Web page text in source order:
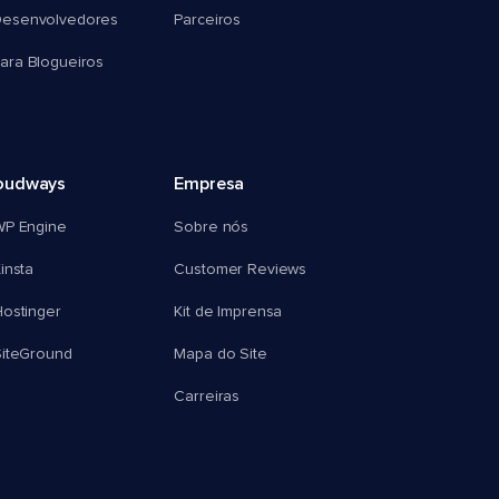
Blogueiros
Parceiros
Engine
Empresa
Sobre nós
Customer Reviews
Kit de Imprensa
Mapa do Site
Carreiras